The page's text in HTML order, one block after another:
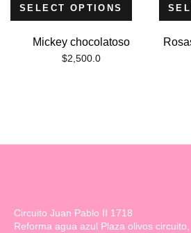
SELECT OPTIONS
Mickey chocolatoso
$2,500.0
Circuito Juan Pablo II 1718
Reforma agua azul Plaza olivos